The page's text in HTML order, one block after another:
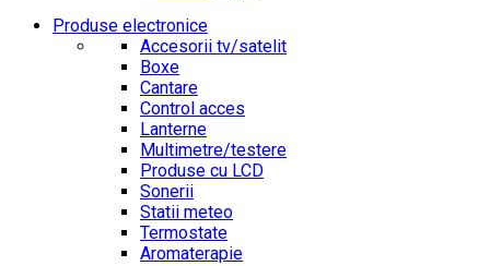
Produse electronice
Accesorii tv/satelit
Boxe
Cantare
Control acces
Lanterne
Multimetre/testere
Produse cu LCD
Sonerii
Statii meteo
Termostate
Aromaterapie